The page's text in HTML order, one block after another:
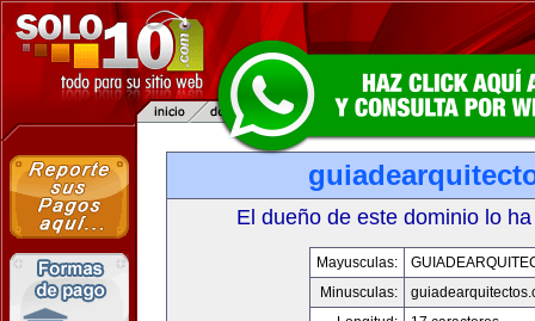
El dueño de este dominio lo
Mayusculas:
Minusculas: